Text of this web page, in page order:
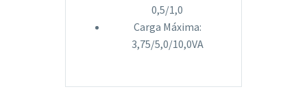
0,5/1,0
Carga Máxima:
3,75/5,0/10,0VA